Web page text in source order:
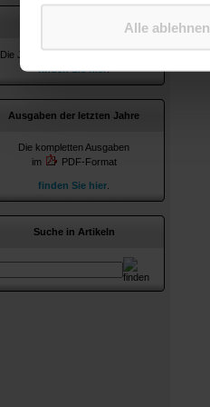
Alle ablehnen
Die Jahresverzeichnisse ab 2010
finden Sie hier.
Ausgaben der letzten Jahre
Die kompletten Ausgaben
im
PDF-Format
finden Sie hier
Suche in Artikeln